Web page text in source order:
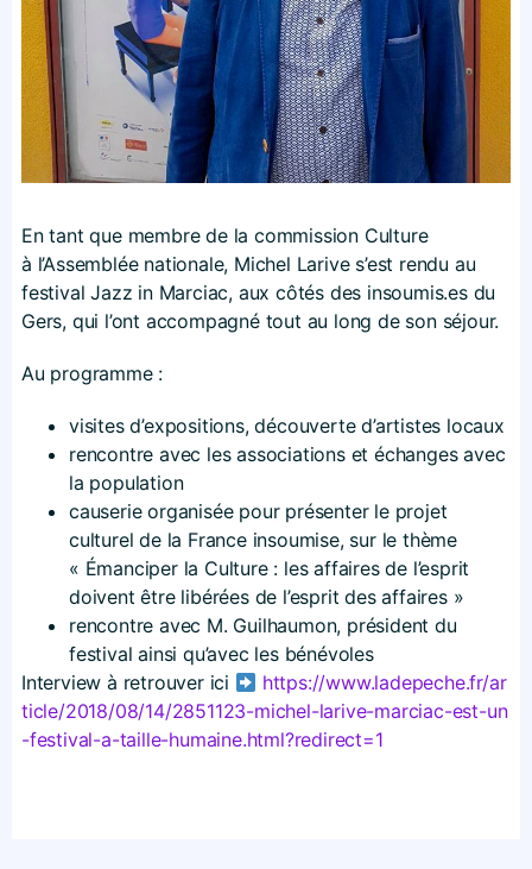
En tant que membre de la commission Culture
à l’Assemblée nationale, Michel Larive s’est rendu au
festival Jazz in Marciac, aux côtés des insoumis​.es du
Gers, qui l’ont accompagné tout au long de son séjour.
Au programme :
visites d’expositions, découverte d’artistes locaux
rencontre avec les associations et échanges avec
la population
causerie organisée pour présenter le projet
culturel de la France insoumise, sur le thème
« Émanciper la Culture : les affaires de l’esprit
doivent être libérées de l’esprit des affaires »
rencontre avec M. Guilhaumon, président du
festival ainsi qu’avec les bénévoles
Interview à retrouver ici
https://​www​.ladepeche​.fr/​a​r​
t​i​c​l​e​/​2​0​1​8​/​0​8​/​1​4​/​2​8​5​1​1​2​3​-​m​i​c​h​e​l​-​l​a​r​i​v​e​-​m​a​r​c​i​a​c​-​e​s​t​-​u​n​
-​f​e​s​t​i​v​a​l​-​a​-​t​a​i​l​l​e​-​h​u​m​a​i​n​e​.​h​t​m​l​?​r​e​d​i​r​e​c​t=1